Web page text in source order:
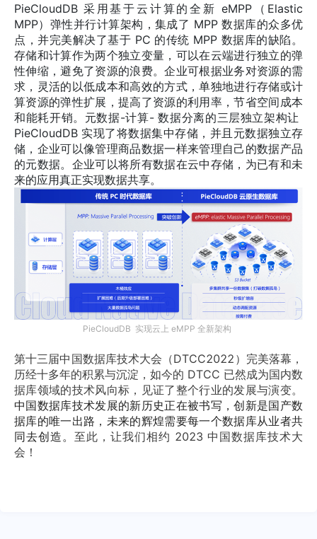
PieCloudDB 采用基于云计算的全新 eMPP（Elastic
MPP）弹性并行计算架构，集成了 MPP 数据库的众多优
点，并完美解决了基于 PC 的传统 MPP 数据库的缺陷。
存储和计算作为两个独立变量，可以在云端进行独立的弹
性伸缩，避免了资源的浪费。企业可根据业务对资源的需
求，灵活的以低成本和高效的方式，单独地进行存储或计
算资源的弹性扩展，提高了资源的利用率，节省空间成本
和能耗开销。元数据-计算- 数据分离的三层独立架构让
PieCloudDB 实现了将数据集中存储，并且元数据独立存
储，企业可以像管理商品数据一样来管理自己的数据产品
的元数据。企业可以将所有数据在云中存储，为已有和未
来的应用真正实现数据共享。
PieCloudDB  实现云上 eMPP 全新架构
第十三届中国数据库技术大会（DTCC2022）完美落幕，
历经十多年的积累与沉淀，如今的 DTCC 已然成为国内数
据库领域的技术风向标，见证了整个行业的发展与演变。
中国数据库技术发展的新历史正在被书写，创新是国产数
据库的唯一出路，未来的辉煌需要每一个数据库从业者共
同去创造。 至此，让我们相约 2023 中国数据库技术大
会！